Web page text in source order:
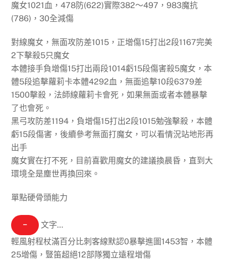
魔女1021血，478防(622)實際382～497，983魔抗
(786)，30全減傷
對線魔女，無面攻防差1015，正增傷15打出2段1167完美
2下擊殺5只魔女
本體接手負增傷15打出兩段1014虧15段傷害殺5魔女，本
體5段追擊蘿莉卡本體4292血，無面追擊10段6379差
1500擊殺，法師線蘿莉卡會死，如果無面或者本體暴擊
了也會死。
黑弓攻防差1194，負增傷15打出2段1015勉強擊殺，本體
虧15段傷害，後續參考無面打魔女，可以看情況站地形再
出手
魔女實在打不死，目前喜歡用魔女的建議換晨昏，直到大
環境全是塵世再換回來。
單點硬骨頭能力
−
文字…
輕風射程杖滿百分比刺客線默認0暴擊進圖1453智，本體
25增傷，豎笛超絕12部隊獨立遠程增傷